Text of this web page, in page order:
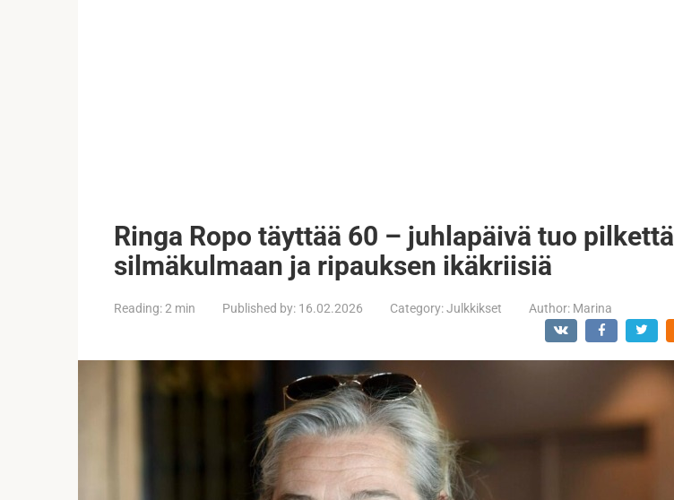
Ringa Ropo täyttää 60 – juhlapäivä tuo pilkettä
silmäkulmaan ja ripauksen ikäkriisiä
Reading:2 min Published by: 16.02.2026 Category:Julkkikset Author: Marina